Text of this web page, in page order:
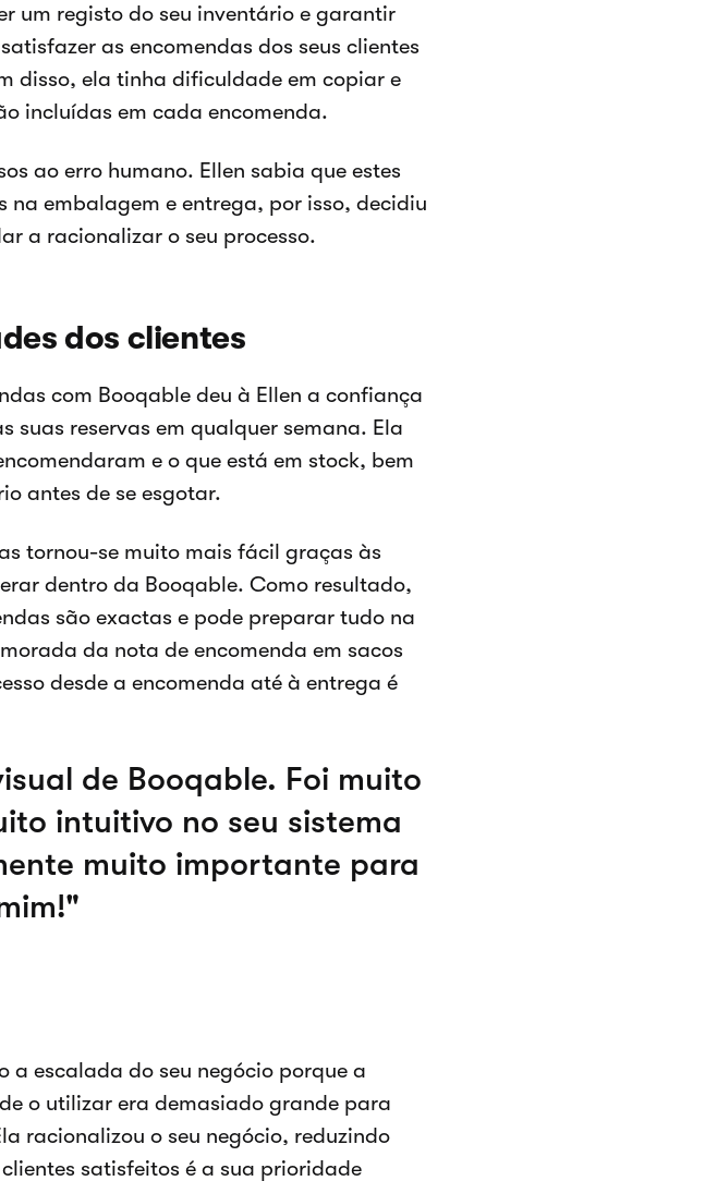
um registo do seu inventário e garantir
as encomendas dos seus clientes
disso, ela tinha dificuldade em copiar e
incluídas em cada encomenda.
ao erro humano. Ellen sabia que estes
na embalagem e entrega, por isso, decidiu
a racionalizar o seu processo.
dos clientes
com Booqable deu à Ellen a confiança
suas reservas em qualquer semana. Ela
e o que está em stock, bem
antes de se esgotar.
tornou-se muito mais fácil graças às
dentro da Booqable. Como resultado,
são exactas e pode preparar tudo na
da nota de encomenda em sacos
desde a encomenda até à entrega é
de Booqable. Foi muito
intuitivo no seu sistema
muito importante para
a escalada do seu negócio porque a
o utilizar era demasiado grande para
racionalizou o seu negócio, reduzindo
satisfeitos é a sua prioridade